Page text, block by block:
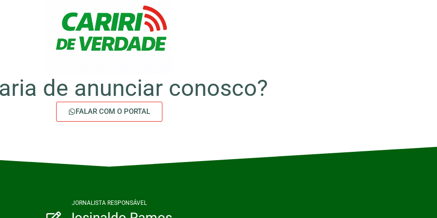
de anunciar conosco?
FALAR COM O PORTAL
JORNALISTA RESPONSÁVEL